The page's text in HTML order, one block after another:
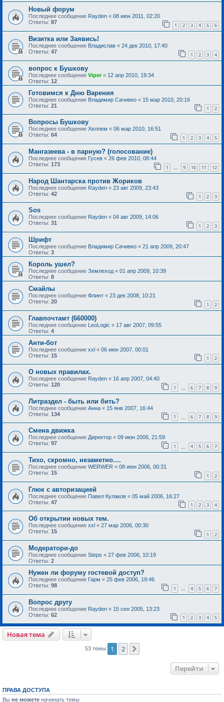
Новый форум
Последнее сообщение Rayden « 08 июн 2011, 02:20
Ответы: 87 1 2 3 4 5 6
Визитка или Заявись!
Последнее сообщение Владислав « 24 дек 2010, 17:40
Ответы: 47 1 2 3 4
вопрос к Бушкову
Последнее сообщение Viper« 12 апр 2010, 19:34
Ответы: 12
Готовимся к Дню Варения
Последнее сообщение Владимир Сачивко « 15 мар 2010, 20:16
Ответы: 21 1 2
Вопросы Бушкову
Последнее сообщение Хеллем « 06 мар 2010, 16:51
Ответы: 64 1 2 3 4 5
Мангазеева - в парную? (голосование)
Последнее сообщение Гусев « 26 фев 2010, 08:44
Ответы: 173 1 … 9 10 11 12
Народ Шантарска против Жориков
Последнее сообщение Rayden « 23 авг 2009, 23:43
Ответы: 42 1 2 3
Sоs
Последнее сообщение Rayden « 04 авг 2009, 14:06
Ответы: 31 1 2 3
Шрифт
Последнее сообщение Владимир Сачивко « 21 апр 2009, 20:47
Ответы: 3
Король ушел?
Последнее сообщение Землеход « 01 апр 2009, 10:39
Ответы: 8
Смайлы
Последнее сообщение Флинт « 23 дек 2008, 10:21
Ответы: 20 1 2
Главпочтамт (660000)
Последнее сообщение LeoLogic « 17 авг 2007, 09:55
Ответы: 4
Анти-бот
Последнее сообщение xxl « 06 июн 2007, 00:01
Ответы: 15 1 2
О новых правилах.
Последнее сообщение Rayden « 16 апр 2007, 04:40
Ответы: 120 1 … 6 7 8 9
Литраздел - быть или бить?
Последнее сообщение Анна « 15 янв 2007, 16:44
Ответы: 134 1 6 7 8 9
Смена движка
Последнее сообщение Директор « 09 июн 2006, 21:59
Ответы: 97 1 4 5 6 7
Тихо, скромно, незаметно....
Последнее сообщение WERWER « 08 июн 2006, 00:31
Ответы: 15 1 2
Глюк с авторизацией
Последнее сообщение Павел Кулаков « 05 май 2006, 16:27
Ответы: 47 1 2 3 4
Об открытии новых тем.
Последнее сообщение xxl « 27 мар 2006, 00:30
Ответы: 15 1 2
Модератори-до
Последнее сообщение Steps « 27 фев 2006, 10:19
Ответы: 2
Нужен ли форуму гостевой доступ?
Последнее сообщение Гарм « 25 фев 2006, 19:46
Ответы: 98 1 … 4 5 6 7
Вопрос другу
Последнее сообщение Rayden « 15 сен 2005, 13:23
Ответы: 62 1 2 3 4 5
Новая тема
53 темы 1 2
Перейти
ПРАВА ДОСТУПА
Вы не можете начинать темы